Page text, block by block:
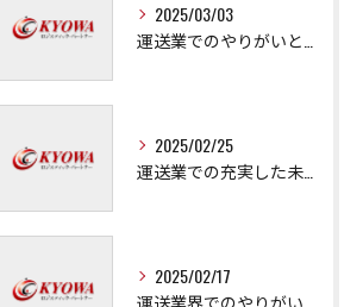
2025/03/03
2025/02/25
2025/02/17